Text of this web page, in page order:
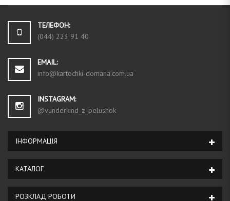
ТЕЛЕФОН:
(044) 223 91 40
EMAIL:
info@kartochki-domana.com.ua
INSTAGRAM:
@vunderkind_z_pelushok
ІНФОРМАЦIЯ
КАТАЛОГ
РОЗКЛАД РОБОТИ